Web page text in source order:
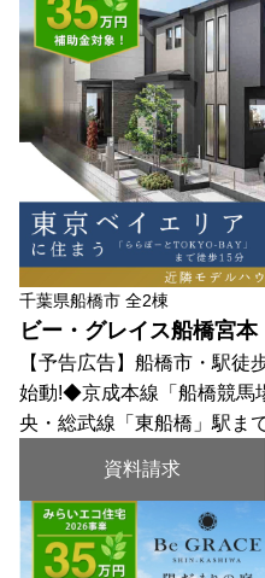
千葉県船橋市 全2棟
ビー・グレイス船橋宮本
【予告広告】船橋市・駅徒
始動!◆京成本線「船橋競馬
央・総武線「東船橋」駅ま
資料請求